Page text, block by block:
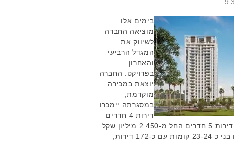
בימים אלו
מוציאה החברה
לשיווק את
המגדל הרביעי
והאחרון
בפרויקט. החברה
יוצאת במכירה
מוקדמת,
במסגרתה יימכרו
דירות 4 חדרים
החל מ- 2.150 מיליון שקל ודירות 5 חדרים החל מ-2.450 מיליון שקל.
שלב א', הכולל שני מגדלים בני כ 23-24 קומות עם כ-172 דירות,